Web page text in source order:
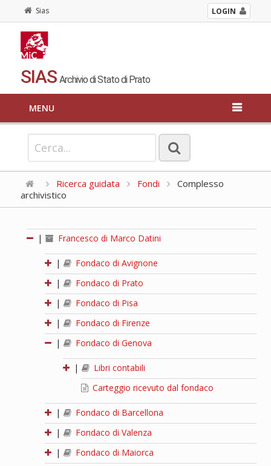
Sias LOGIN
SIAS Archivio di Stato di Prato
MENU
Ricerca guidata Fondi
Complesso
archivistico
| Francesco di Marco Datini
|
Fondaco di Avignone
|
Fondaco di Prato
|
Fondaco di Pisa
|
Fondaco di Firenze
|
Fondaco di Genova
|
Libri contabili
Carteggio ricevuto dal fondaco
|
Fondaco di Barcellona
|
Fondaco di Valenza
|
Fondaco di Maiorca